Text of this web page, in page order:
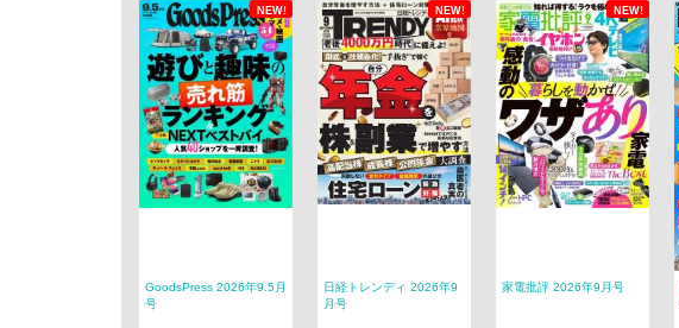
NEW! NEW! NEW!
GoodsPress 2026年9.5月
号
日経トレンディ 2026年9
月号
家電批評 2026年9月号